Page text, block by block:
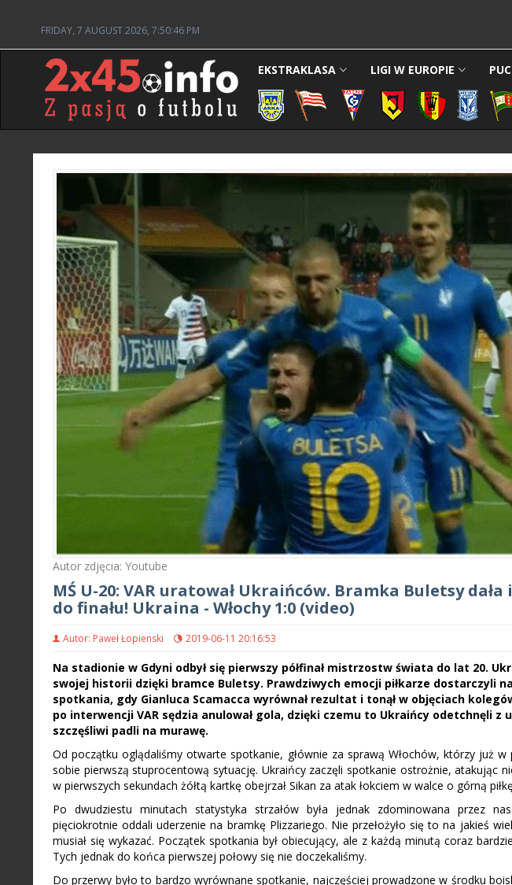
FRIDAY, 7 AUGUST 2026, 7:50:47 PM
EKSTRAKLASA LIGI W EUROPIE
Autor zdjęcia: Youtube
MŚ U-20: VAR uratował Ukraińców. Bramka Buletsy
do finału! Ukraina - Włochy 1:0 (video)
Autor: Paweł Łopienski 2019-06-11 20:16:53
Na stadionie w Gdyni odbył się pierwszy półfinał mistrzostw świata do lat 20.
swojej historii dzięki bramce Buletsy. Prawdziwych emocji piłkarze dostarczyli
spotkania, gdy Gianluca Scamacca wyrównał rezultat i tonął w objęciach
po interwencji VAR sędzia anulował gola, dzięki czemu to Ukraińcy odetchnęli
szczęśliwi padli na murawę.
Od początku oglądaliśmy otwarte spotkanie, głównie za sprawą Włochów, którzy już
sobie pierwszą stuprocentową sytuację. Ukraińcy zaczęli spotkanie ostrożnie, atakując
w pierwszych sekundach żółtą kartkę obejrzał Sikan za atak łokciem w walce o górną
Po dwudziestu minutach statystyka strzałów była jednak zdominowana przez
pięciokrotnie oddali uderzenie na bramkę Plizzariego. Nie przełożyło się to na jakieś
musiał się wykazać. Początek spotkania był obiecujący, ale z każdą minutą coraz
Tych jednak do końca pierwszej połowy się nie doczekaliśmy.
Do przerwy było to bardzo wyrównane spotkanie, najczęściej prowadzone w środku